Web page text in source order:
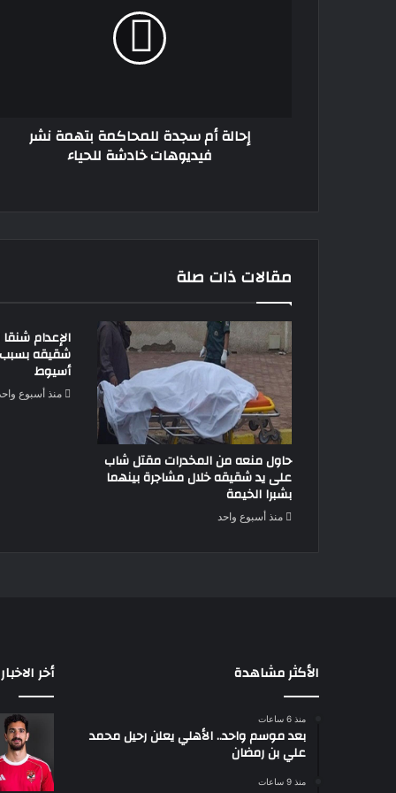
إحالة أم سجدة للمحاكمة بتهمة نشر
فيديوهات خادشة للحياء
مقالات ذات صلة
حاول منعه من المخدرات مقتل شاب
على يد شقيقه خلال مشاجرة بينهما
بشبرا الخيمة
منذ أسبوع واحد
الإعدام
شقيقه بسبب
أسيوط
منذ أسبوع
الأكثر مشاهدة
منذ 6 ساعات
بعد موسم واحد.. الأهلي يعلن رحيل محمد
علي بن رمضان
منذ 9 ساعات
أخر الاخبار